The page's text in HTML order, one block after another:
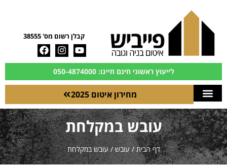
קבלן רשום מס' 38555
לייעוץ ראשוני חינם חייגו: 050-4874000
מחירון איטום 2025
עובש במקלחת
דף הבית/עובש/עובש במקלחת